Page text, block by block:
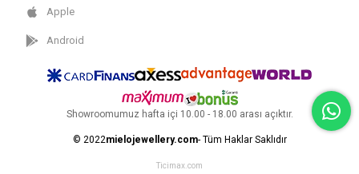
Apple
Android
Showroomumuz hafta içi 10.00 - 18.00 arası açıktır.
© 2022mielojewellery.com- Tüm Haklar Saklıdır
Ticimax.com